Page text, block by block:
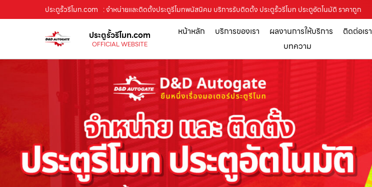
ประตูรั้วรีโมท.com : จำหน่ายและติดตั้งประตูรีโมทพนัสนิคม บริการรับติดตั้ง ประตูรั้วรีโมท ประตูอัตโนมัติ ราคาถูก
ประตูรั้วรีโมท.com
OFFICIAL WEBSITE
หน้าหลัก บริการของเรา ผลงานการให้บริการ ติดต่อเรา
บทความ